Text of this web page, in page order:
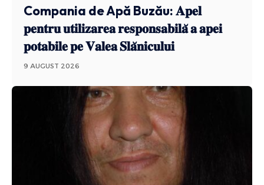
Compania de Apă Buzău: 𝐀𝐩𝐞𝐥
𝐩𝐞𝐧𝐭𝐫𝐮 𝐮𝐭𝐢𝐥𝐢𝐳𝐚𝐫𝐞𝐚 𝐫𝐞𝐬𝐩𝐨𝐧𝐬𝐚𝐛𝐢𝐥𝐚̆ 𝐚 𝐚𝐩𝐞𝐢
𝐩𝐨𝐭𝐚𝐛𝐢𝐥𝐞 𝐩𝐞 𝐕𝐚𝐥𝐞𝐚 𝐒𝐥𝐚̆𝐧𝐢𝐜𝐮𝐥𝐮𝐢
9 AUGUST 2026